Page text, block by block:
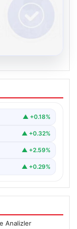
Seviyeli
Halen
▲ +0.18%
▲ +0.32%
▲ +2.59%
▲ +0.29%
Analizler